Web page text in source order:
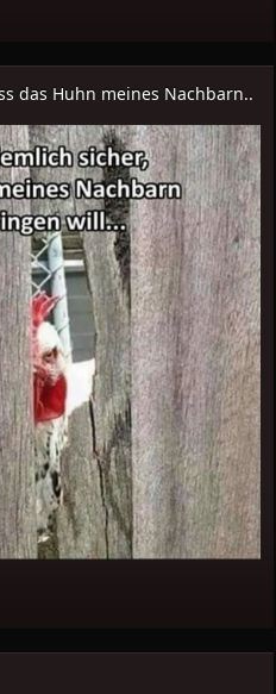
das Huhn meines Nachbarn..